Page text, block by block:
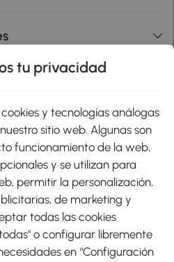
tu privacidad
y tecnologías análogas
sitio web. Algunas son
funcionamiento de la web,
y se utilizan para
permitir la personalización,
de marketing y
todas las cookies
o configurar libremente
en “Configuración